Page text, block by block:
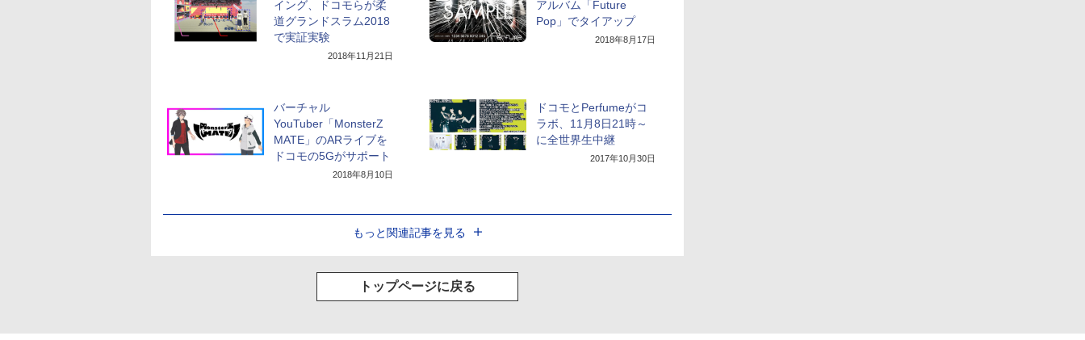
イング、ドコモらが柔
道グランドスラム2018
で実証実験
2018年11月21日
アルバム「Future
Pop」でタイアップ
2018年8月17日
バーチャル
YouTuber「MonsterZ
MATE」のARライブを
ドコモの5Gがサポート
2018年8月10日
ドコモとPerfumeがコ
ラボ、11月8日21時～
に全世界生中継
2017年10月30日
もっと関連記事を見る
トップページに戻る